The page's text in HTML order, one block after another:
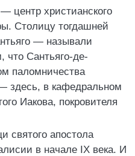
центр христианского
Столицу тогдашней
— называли
Сантьяго-де-
паломничества
здесь, в кафедральном
Иакова, покровителя
святого апостола
в начале IX века. И